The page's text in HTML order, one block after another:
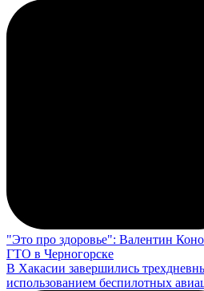
"Это про здоровье": Валентин
ГТО в Черногорске
В Хакасии завершились
использованием беспилотных